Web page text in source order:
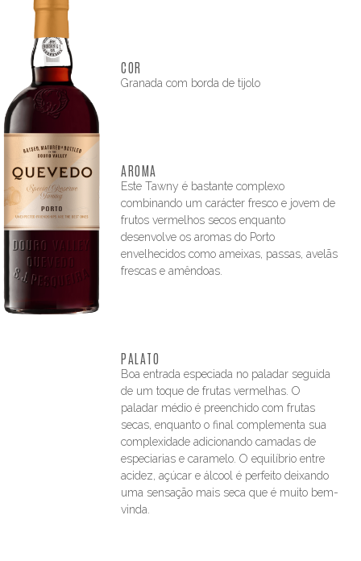
COR
Granada com borda de tijolo
AROMA
Este Tawny é bastante complexo
combinando um carácter fresco e jovem de
frutos vermelhos secos enquanto
desenvolve os aromas do Porto
envelhecidos como ameixas, passas, avelãs
frescas e amêndoas.
PALATO
Boa entrada especiada no paladar seguida
de um toque de frutas vermelhas. O
paladar médio é preenchido com frutas
secas, enquanto o final complementa sua
complexidade adicionando camadas de
especiarias e caramelo. O equilíbrio entre
acidez, açúcar e álcool é perfeito deixando
uma sensação mais seca que é muito bem-
vinda.